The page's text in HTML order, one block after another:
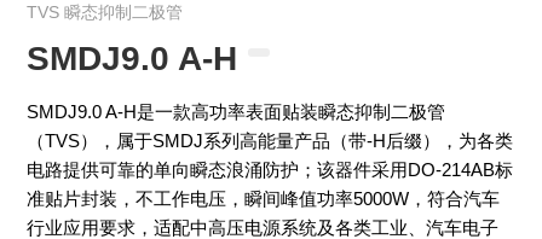
TVS 瞬态抑制二极管
SMDJ9.0 A-H
SMDJ9.0 A-H是一款高功率表面贴装瞬态抑制二极管
（TVS），属于SMDJ系列高能量产品（带-H后缀），为各类
电路提供可靠的单向瞬态浪涌防护；该器件采用DO-214AB标
准贴片封装，不工作电压，瞬间峰值功率5000W，符合汽车
行业应用要求，适配中高压电源系统及各类工业、汽车电子